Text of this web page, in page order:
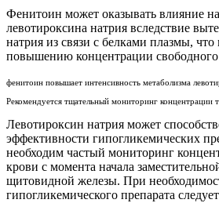
Фенитоин может оказывать влияние
левотироксина натрия вследствие
натрия из связи с белками плазмы,
повышению концентрации
фенитоин повышает интенсивность метаболизма
Рекомендуется тщательный мониторинг концентрации
Левотироксин натрия может
эффективности гипогликемических
необходим частый мониторинг
крови с момента начала
щитовидной железы. При
гипогликемического препарата